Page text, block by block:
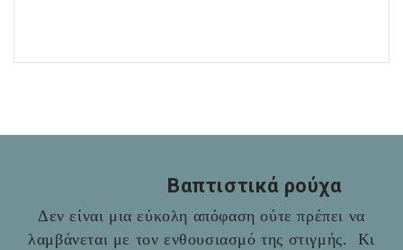
Βαπτιστικά ρούχα
Δεν είναι μια εύκολη απόφαση ούτε πρέπει να
λαμβάνεται με τον ενθουσιασμό της στιγμής. Κι